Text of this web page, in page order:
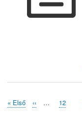
Oldalszámozás
Első
« Első
Előző
‹‹ … Page
12